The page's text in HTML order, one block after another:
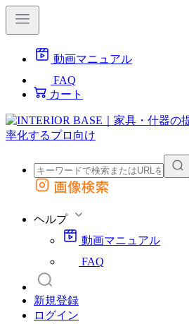
動画マニュアル
FAQ
カート
外部サイトの商品をカートに追加
画像検索
ヘルプ
動画マニュアル
FAQ
新規登録
ログイン